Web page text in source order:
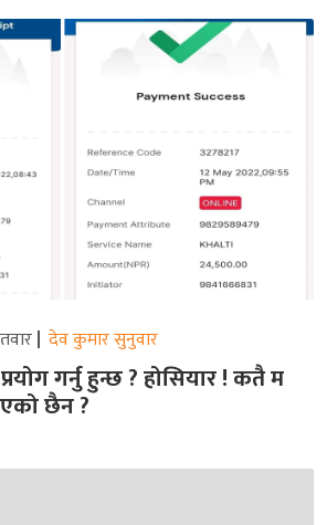
देव कुमार सुनुवार
गर्नु हुन्छ ? होसियार ! कतै म
छैन ?